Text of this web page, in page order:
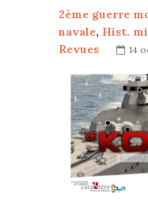
2ème guerre
navale, Hist.
Revues
14